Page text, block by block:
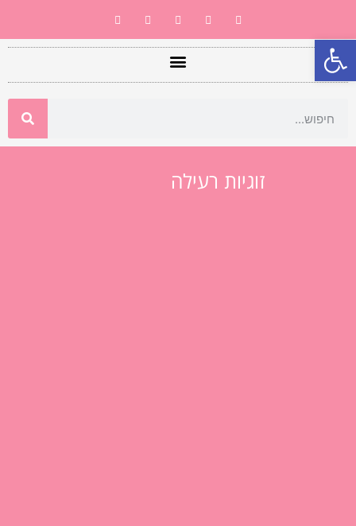
פתח סרגל נגישות
זוגיות רעילה